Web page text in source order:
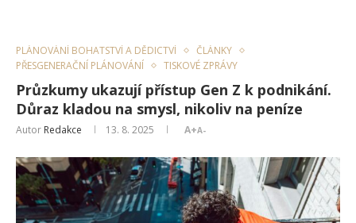
PLÁNOVÁNÍ BOHATSTVÍ A DĚDICTVÍ
ČLÁNKY
PŘESGENERAČNÍ PLÁNOVÁNÍ
TISKOVÉ ZPRÁVY
Průzkumy ukazují přístup Gen Z k podnikání.
Důraz kladou na smysl, nikoliv na peníze
Autor Redakce 13. 8. 2025 A+A-